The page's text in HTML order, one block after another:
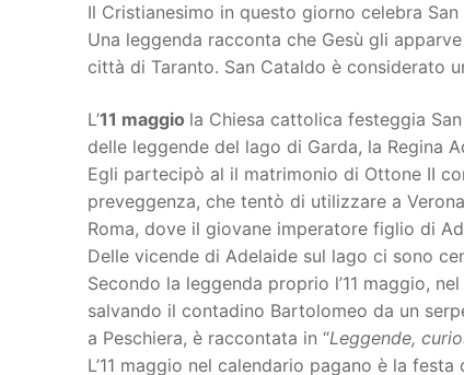
Il Cristianesimo in questo giorno celebra
Una leggenda racconta che Gesù gli
città di Taranto. San Cataldo è considerato
L’11 maggio la Chiesa cattolica festeggia
delle leggende del lago di Garda, la Regina
Egli partecipò al il matrimonio di Ottone II
preveggenza, che tentò di utilizzare a
Roma, dove il giovane imperatore figlio di
Delle vicende di Adelaide sul lago ci sono
Secondo la leggenda proprio l’11 maggio,
salvando il contadino Bartolomeo da un
a Peschiera, è raccontata in “Leggende,
L’11 maggio nel calendario pagano è la